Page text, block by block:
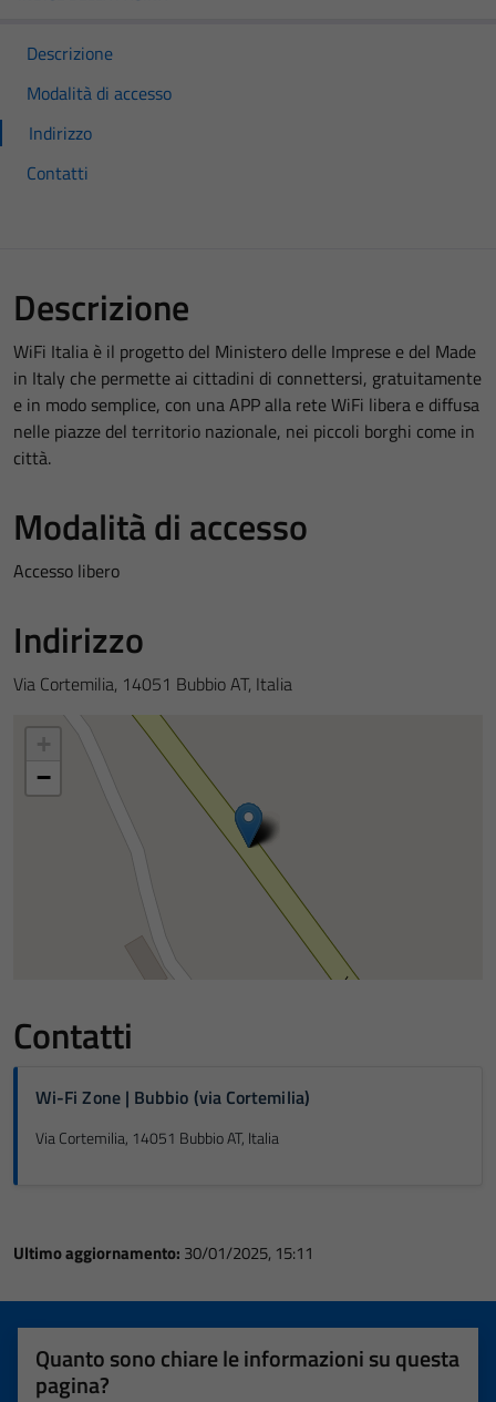
Descrizione
Modalità di accesso
Indirizzo
Contatti
Descrizione
WiFi Italia è il progetto del Ministero delle Imprese e del Made
in Italy che permette ai cittadini di connettersi, gratuitamente
e in modo semplice, con una APP alla rete WiFi libera e diffusa
nelle piazze del territorio nazionale, nei piccoli borghi come in
città.
Modalità di accesso
Accesso libero
Indirizzo
Via Cortemilia, 14051 Bubbio AT, Italia
−
Contatti
Wi-Fi Zone | Bubbio (via Cortemilia)
Via Cortemilia, 14051 Bubbio AT, Italia
Ultimo aggiornamento: 30/01/2025, 15:11
Quanto sono chiare le informazioni su questa
pagina?